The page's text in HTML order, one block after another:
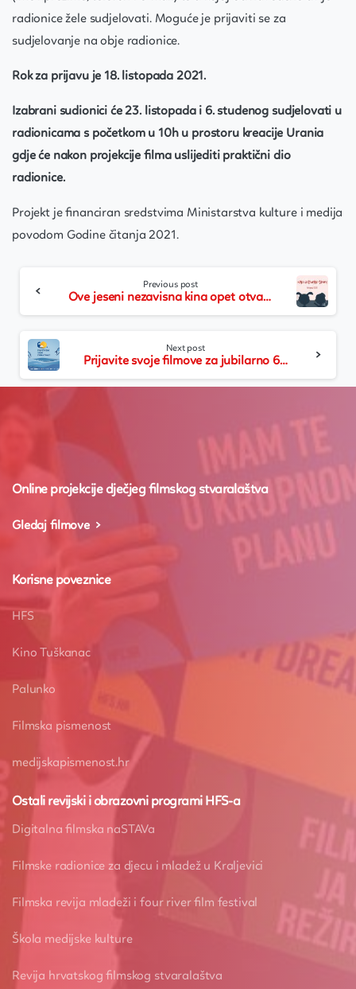
radionice žele sudjelovati. Moguće je prijaviti se za
sudjelovanje na obje radionice.
Rok za prijavu je 18. listopada 2021.
Izabrani sudionici će 23. listopada i 6. studenog sudjelovati u
radionicama s početkom u 10h u prostoru kreacije Urania
gdje će nakon projekcije filma uslijediti praktični dio
radionice.
Projekt je financiran sredstvima Ministarstva kulture i medija
povodom Godine čitanja 2021.
Reading
Previous post
Ove jeseni nezavisna kina opet otvaraju vrata svima: Senzorne projekcije dostupne diljem Hrvatske
Next post
Prijavite svoje filmove za jubilarno 60. izdanje Revije hrvatskog filmskog stvaralaštva djece
Online projekcije dječjeg filmskog stvaralaštva
Gledaj filmove
Korisne poveznice
HFS
Kino Tuškanac
Palunko
Filmska pismenost
medijskapismenost.hr
Ostali revijski i obrazovni programi HFS-a
Digitalna filmska naSTAVa
Filmske radionice za djecu i mladež u Kraljevici
Filmska revija mladeži i four river film festival
Škola medijske kulture
Revija hrvatskog filmskog stvaralaštva